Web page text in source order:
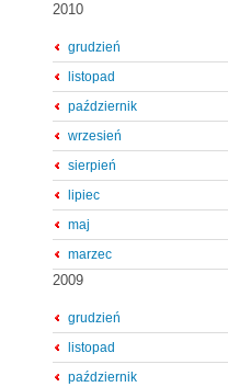
2010
grudzień
listopad
październik
wrzesień
sierpień
lipiec
maj
marzec
2009
grudzień
listopad
październik